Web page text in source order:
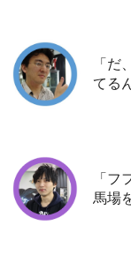
「
てる
「
馬場